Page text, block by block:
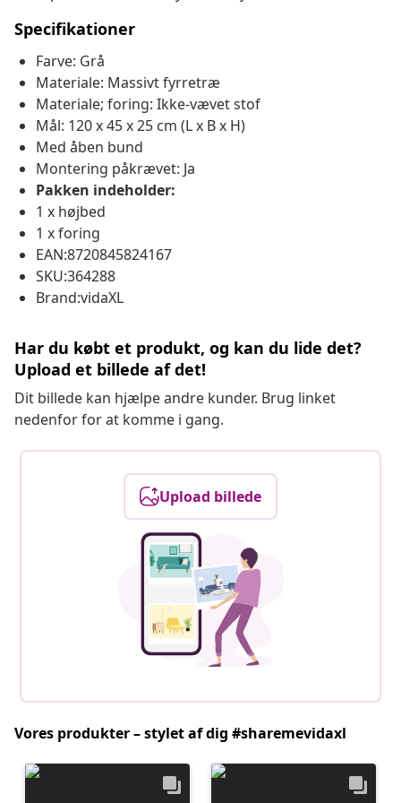
Specifikationer
Farve: Grå
Materiale: Massivt fyrretræ
Materiale; foring: Ikke-vævet stof
Mål: 120 x 45 x 25 cm (L x B x H)
Med åben bund
Montering påkrævet: Ja
Pakken indeholder:
1 x højbed
1 x foring
EAN:8720845824167
SKU:364288
Brand:vidaXL
Har du købt et produkt, og kan du lide det?
Upload et billede af det!
Dit billede kan hjælpe andre kunder. Brug linket
nedenfor for at komme i gang.
Upload billede
Vores produkter – stylet af dig #sharemevidaxl